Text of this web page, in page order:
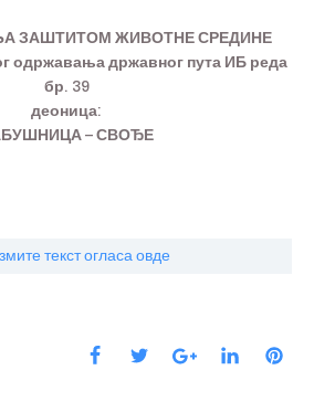
ЗАШТИТОМ ЖИВОТНЕ СРЕДИНЕ
одржавања државног пута ИБ реда
бр. 39
деоница:
– СВОЂЕ
текст огласа овде